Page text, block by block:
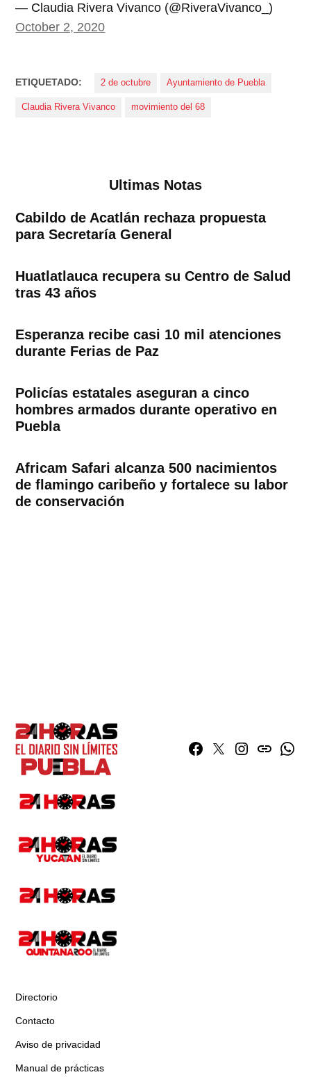
— Claudia Rivera Vivanco (@RiveraVivanco_)
October 2, 2020
ETIQUETADO: 2 de octubre Ayuntamiento de Puebla
Claudia Rivera Vivanco movimiento del 68
Ultimas Notas
Cabildo de Acatlán rechaza propuesta
para Secretaría General
Huatlatlauca recupera su Centro de Salud
tras 43 años
Esperanza recibe casi 10 mil atenciones
durante Ferias de Paz
Policías estatales aseguran a cinco
hombres armados durante operativo en
Puebla
Africam Safari alcanza 500 nacimientos
de flamingo caribeño y fortalece su labor
de conservación
Facebook
TwitterInstagram
issuu
Directorio
Contacto
Aviso de privacidad
Manual de prácticas